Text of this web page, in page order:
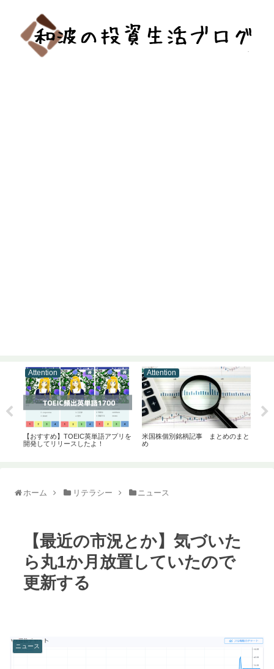
Attention
【おすすめ】TOEIC英単語アプリを
開発してリリースしたよ！
Attention
米国株個別銘柄記事 まとめのまと
め
ホーム リテラシー ニュース
【最近の市況とか】気づいた
ら丸1か月放置していたので
更新する
ニュース